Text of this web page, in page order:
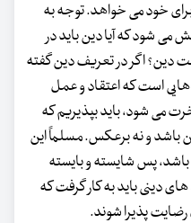
برای خود می خواهد. توجه به
می شود که آیا دین باید در
دین؟ اگر در تعریف دین گفته
است که اعتقاد و عمل
می شود، باید بپذیریم که
باشد و نه برعکس. مسلماً این
باشد، پس شایسته و بایسته
دینی باید به کار گرفت که
رضایت پذیرا شوند.